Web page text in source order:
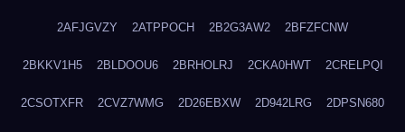
2AFJGVZY 2ATPPOCH 2B2G3AW2 2BFZFCNW
2BKKV1H5 2BLDOOU6 2BRHOLRJ 2CKA0HWT 2CRELPQI
2CSOTXFR 2CVZ7WMG 2D26EBXW 2D942LRG 2DPSN680